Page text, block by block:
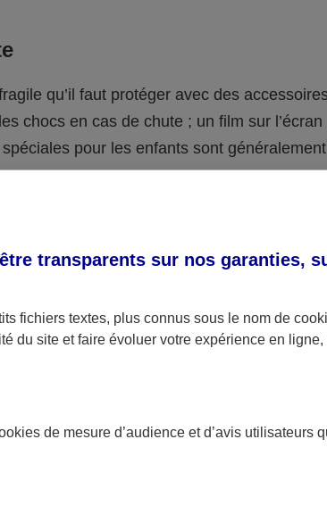
qu’il faut protéger avec des
chocs en cas de chute ; un film sur
pour les enfants sont
spécifique ou une autre option de votre
parental
de la tablette et protéger votre enfant des
des contenus adaptés à l’âge de
vous également auprès de votre
transparents sur nos garanties,
fichiers textes, plus connus sous le nom de
du site et faire évoluer votre expérience en
de mesure d’audience et d’avis utilisateurs